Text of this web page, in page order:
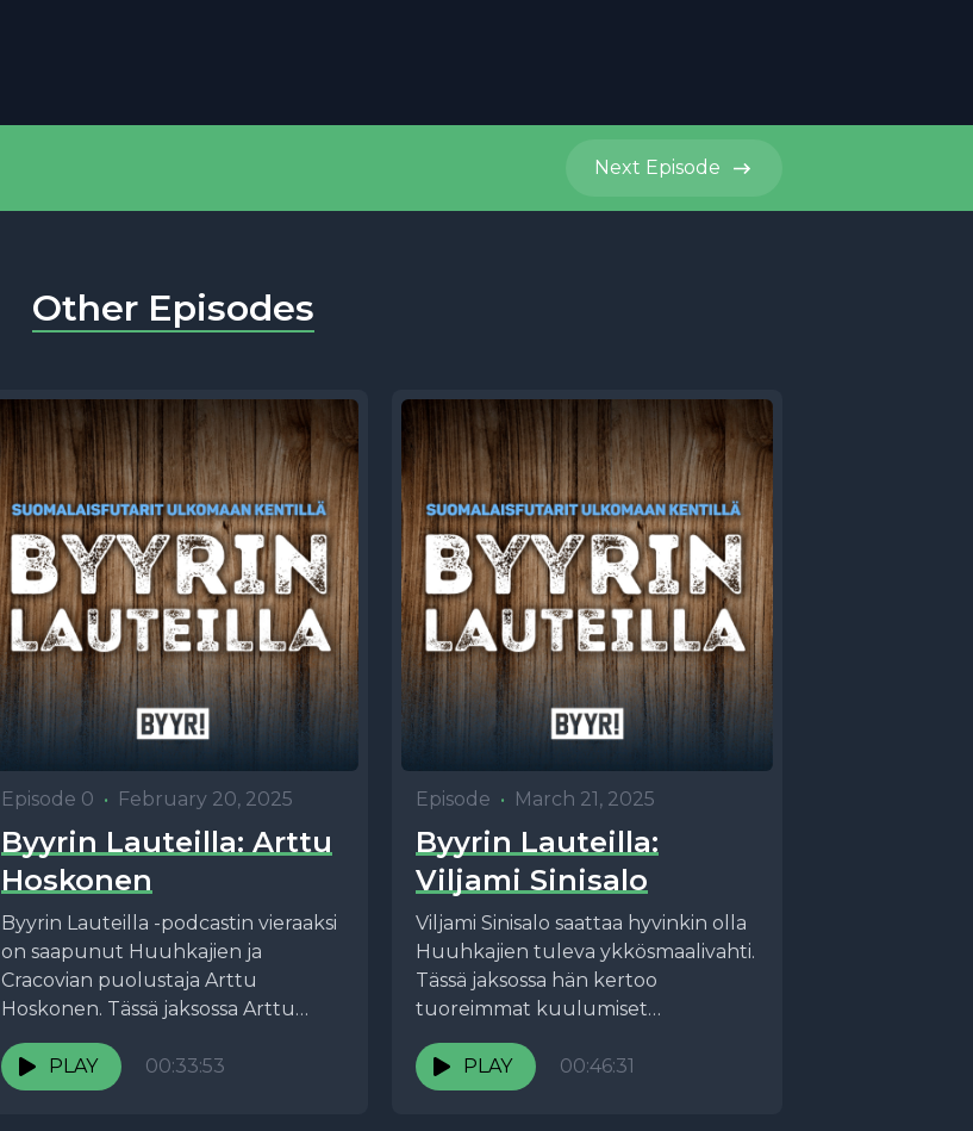
Next Episode
Other Episodes
Episode 0 • February 20, 2025
Byyrin Lauteilla: Arttu
Hoskonen
Byyrin Lauteilla -podcastin vieraaksi
on saapunut Huuhkajien ja
Cracovian puolustaja Arttu
Hoskonen. Tässä jaksossa Arttu
jakaa matkailuvinkkinsä Krakovaan,
avaa tunnelmia ennen MM-
karsintoja sekä kertoo...
PLAY 00:33:53
Episode • March 21, 2025
Byyrin Lauteilla:
Viljami Sinisalo
Viljami Sinisalo saattaa hyvinkin olla
Huuhkajien tuleva ykkösmaalivahti.
Tässä jaksossa hän kertoo
tuoreimmat kuulumiset
maajoukkueleiriltä, muistelee
juniorivuosiaan Hyvinkäällä ja avaa
tarkemmin Celtic-siirtonsa taustoja.
PLAY 00:46:31